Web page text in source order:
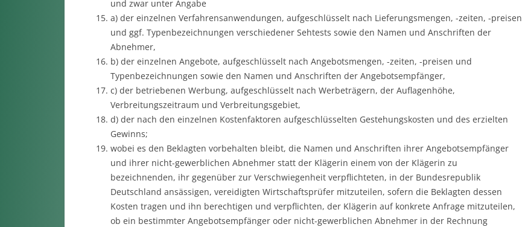
und zwar unter Angabe
a) der einzelnen Verfahrensanwendungen, aufgeschlüsselt nach Lieferungsmengen, -zeiten, -preisen
und ggf. Typenbezeichnungen verschiedener Sehtests sowie den Namen und Anschriften der
Abnehmer,
b) der einzelnen Angebote, aufgeschlüsselt nach Angebotsmengen, -zeiten, -preisen und
Typenbezeichnungen sowie den Namen und Anschriften der Angebotsempfänger,
c) der betriebenen Werbung, aufgeschlüsselt nach Werbeträgern, der Auflagenhöhe,
Verbreitungszeitraum und Verbreitungsgebiet,
d) der nach den einzelnen Kostenfaktoren aufgeschlüsselten Gestehungskosten und des erzielten
Gewinns;
wobei es den Beklagten vorbehalten bleibt, die Namen und Anschriften ihrer Angebotsempfänger
und ihrer nicht-gewerblichen Abnehmer statt der Klägerin einem von der Klägerin zu
bezeichnenden, ihr gegenüber zur Verschwiegenheit verpflichteten, in der Bundesrepublik
Deutschland ansässigen, vereidigten Wirtschaftsprüfer mitzuteilen, sofern die Beklagten dessen
Kosten tragen und ihn berechtigen und verpflichten, der Klägerin auf konkrete Anfrage mitzuteilen,
ob ein bestimmter Angebotsempfänger oder nicht-gewerblichen Abnehmer in der Rechnung